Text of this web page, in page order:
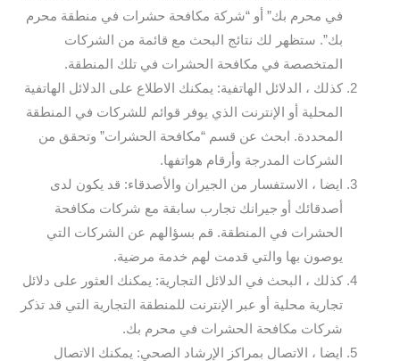
في محرم بك” أو “شركة مكافحة حشرات في منطقة محرم
بك”. ستظهر لك نتائج البحث مع قائمة من الشركات
المتخصصة في مكافحة الحشرات في تلك المنطقة.
كذلك ، الدلائل الهاتفية: يمكنك الاطلاع على الدلائل الهاتفية
المحلية أو الإنترنت الذي يوفر قوائم للشركات في المنطقة
المحددة. ابحث عن قسم “مكافحة الحشرات” وتحقق من
الشركات المدرجة وأرقام هواتفها.
ايضا ، الاستفسار من الجيران والأصدقاء: قد يكون لدى
أصدقائك أو جيرانك تجارب سابقة مع شركات مكافحة
الحشرات في المنطقة. قم بسؤالهم عن الشركات التي
يوصون بها والتي قدمت لهم خدمة مرضية.
كذلك ، البحث في الدلائل التجارية: يمكنك العثور على دلائل
تجارية محلية أو عبر الإنترنت للمنطقة التجارية التي قد تذكر
شركات مكافحة الحشرات في محرم بك.
ايضا ، الاتصال بمراكز الإرشاد الصحي: يمكنك الاتصال